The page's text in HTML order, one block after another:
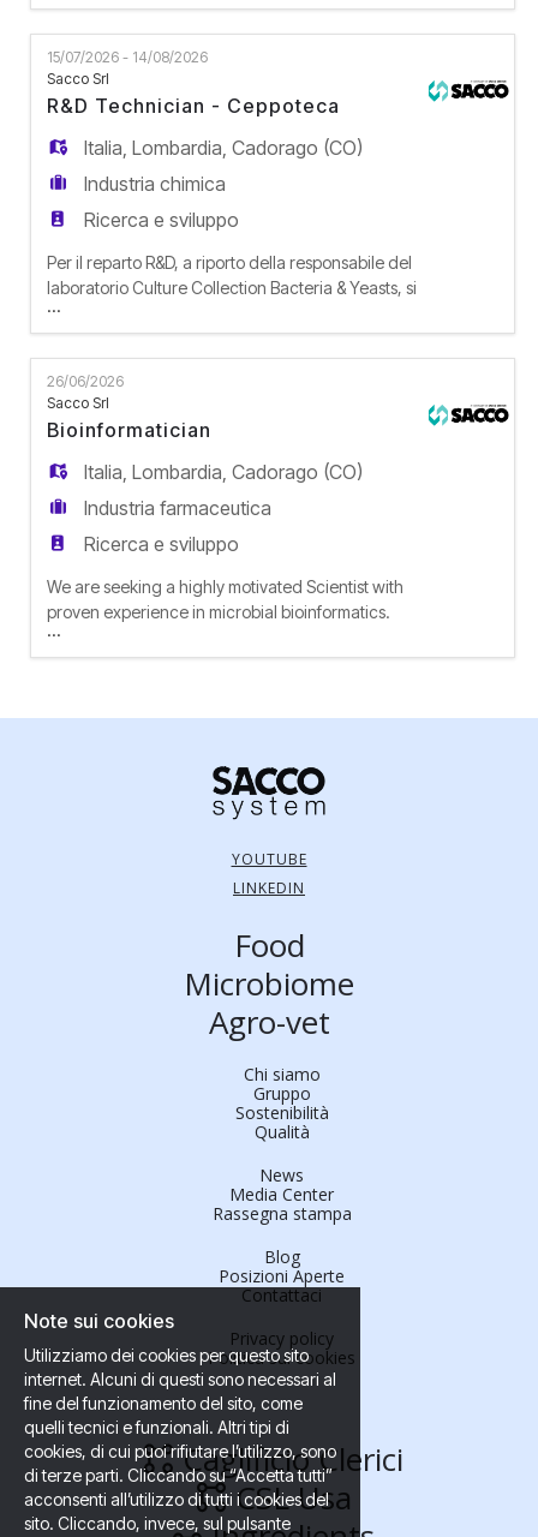
magazzino composto da 3 risorse. La risorsa si
occuperà di dare supporto alle principali aree di
magazzino, garantendo operatività, ordine e
accuratezza nella gestione dei flussi di merce.
ATTIVITÀ SVOLTE E RES
15/07/2026 - 14/08/2026
Sacco Srl
R&D Technician - Ceppoteca
Italia,Lombardia,Cadorago (CO)
Industria chimica
Ricerca e sviluppo
Per il reparto R&D, a riporto della responsabile del
laboratorio Culture Collection Bacteria & Yeasts, si
ricerca figura che collabori al potenziamento e
allo sviluppo della Ceppoteca generale batteri e
lieviti. La risorsa si occuperà di supportare la
responsabile nell'esecuzione di tutte le attività
microbiologiche in laboratorio. Le principal
...
26/06/2026
Sacco Srl
Bioinformatician
Italia,Lombardia,Cadorago (CO)
Industria farmaceutica
Ricerca e sviluppo
We are seeking a highly motivated Scientist with
proven experience in microbial bioinformatics.
The successful candidate will play a key role in
the development, maintenance, and continuous
...
YOUTUBE
LINKEDIN
Food
Microbiome
Agro-vet
Chi siamo
Gruppo
Sostenibilità
Qualità
News
Media Center
Rassegna stampa
Blog
Posizioni Aperte
Contattaci
Privacy policy
Politica sui cookies
Caglificio Clerici
CSL Usa
Note sui cookies
Utilizziamo dei cookies per questo sito
internet. Alcuni di questi sono necessari al
fine del funzionamento del sito, come
quelli tecnici e funzionali. Altri tipi di
cookies, di cui puoi rifiutare l’utilizzo, sono
di terze parti. Cliccando su “Accetta tutti”
acconsenti all’utilizzo di tutti i cookies del
sito. Cliccando, invece, sul pulsante